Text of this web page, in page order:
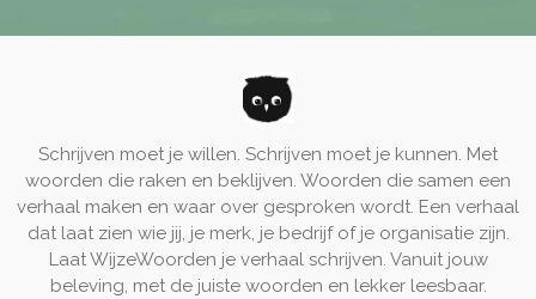
Schrijven moet je willen. Schrijven moet je kunnen. Met
woorden die raken en beklijven. Woorden die samen een
verhaal maken en waar over gesproken wordt. Een verhaal
dat laat zien wie jij, je merk, je bedrijf of je organisatie zijn.
Laat WijzeWoorden je verhaal schrijven. Vanuit jouw
beleving, met de juiste woorden en lekker leesbaar.